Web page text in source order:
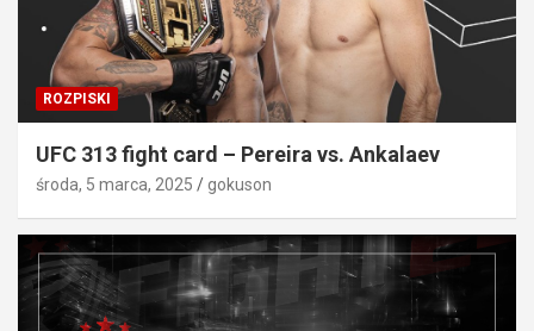
ROZPISKI
UFC 313 fight card – Pereira vs. Ankalaev
środa, 5 marca, 2025 gokuson